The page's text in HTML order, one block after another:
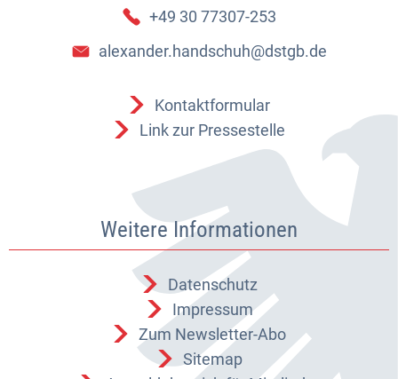
+49 30 77307-253
alexander.handschuh@dstgb.de
Kontaktformular
Link zur Pressestelle
Weitere Informationen
Datenschutz
Impressum
Zum Newsletter-Abo
Sitemap